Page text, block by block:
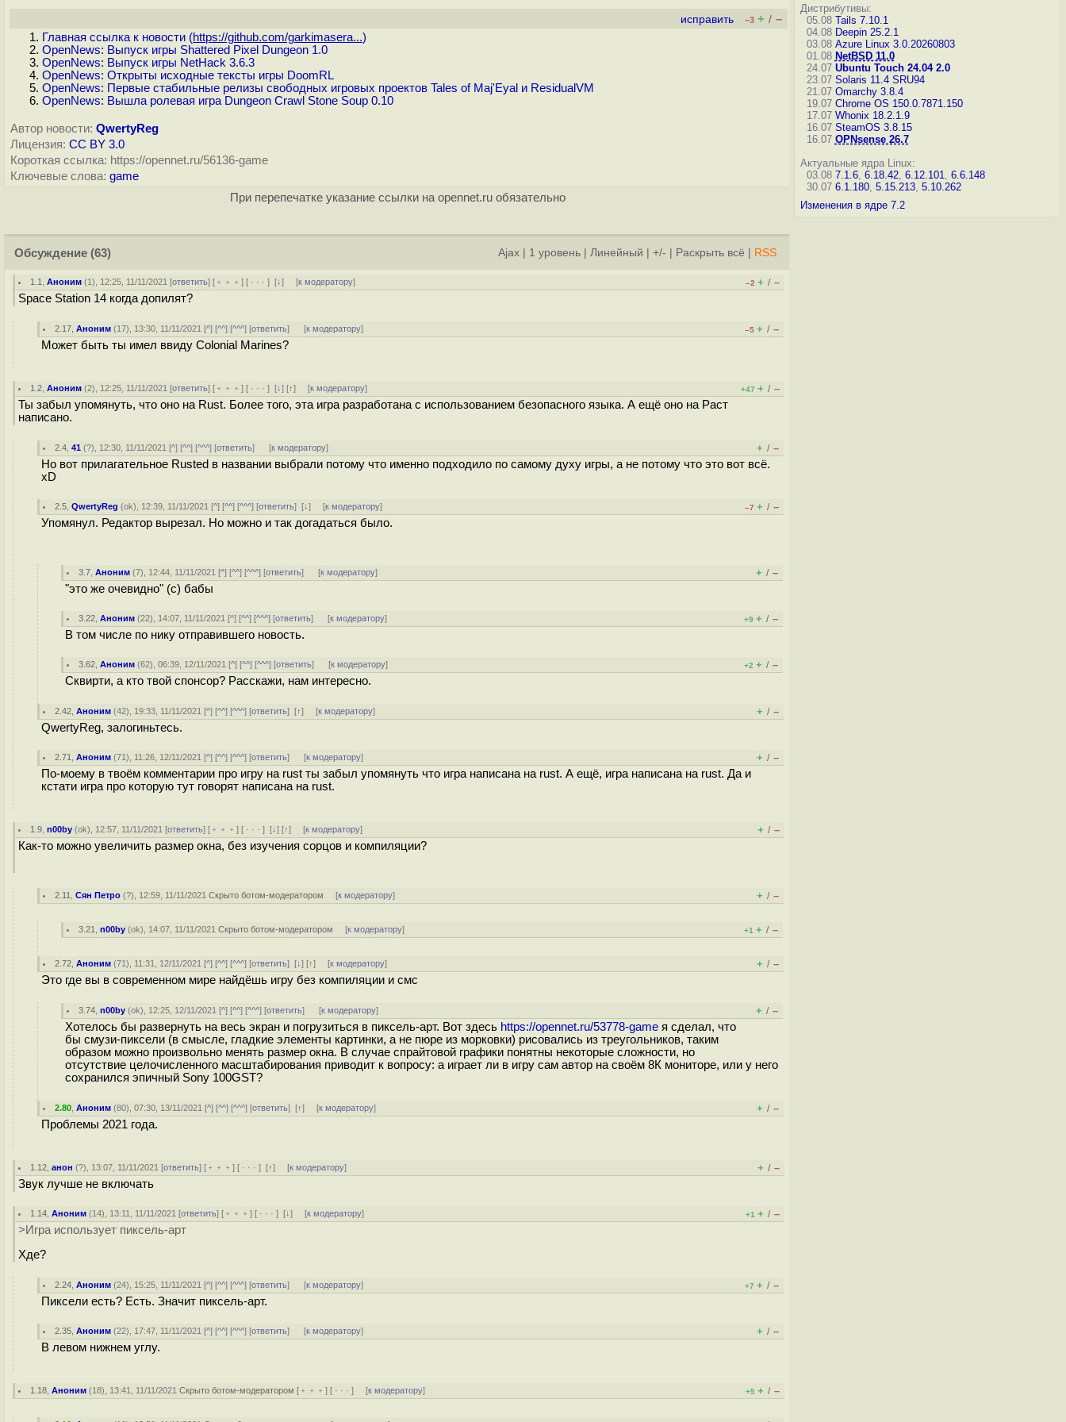
исправить –3 + / –
Главная ссылка к новости (https://github.com/garkimasera...)
OpenNews: Выпуск игры Shattered Pixel Dungeon 1.0
OpenNews: Выпуск игры NetHack 3.6.3
OpenNews: Открыты исходные тексты игры DoomRL
OpenNews: Первые стабильные релизы свободных игровых проектов Tales of Maj'Eyal и ResidualVM
OpenNews: Вышла ролевая игра Dungeon Crawl Stone Soup 0.10
Автор новости: QwertyReg
Лицензия: CC BY 3.0
Короткая ссылка: https://opennet.ru/56136-game
Ключевые слова: game
При перепечатке указание ссылки на opennet.ru обязательно
Обсуждение (63) Ajax 1 уровень Линейный +/- Раскрыть всё RSS
1.1 ,Аноним (1), 12:25, 11/11/2021 [ответить] [ ﹢﹢﹢] [ · · ·][↓] [к модератору] –2 + / –
Space Station 14 когда допилят?
2.17 ,Аноним (17), 13:30, 11/11/2021 [^] [^^] [^^^] [ответить] [к модератору] –5 + / –
Может быть ты имел ввиду Colonial Marines?
1.2 ,Аноним (2), 12:25, 11/11/2021 [ответить] [ ﹢﹢﹢] [ · · ·][↓] [↑] [к модератору] +47 + / –
Ты забыл упомянуть, что оно на Rust. Более того, эта игра разработана с использованием безопасного языка. А ещё оно на Раст
написано.
2.4 ,41 (?), 12:30, 11/11/2021 [^] [^^] [^^^] [ответить] [к модератору] + / –
Но вот прилагательное Rusted в названии выбрали потому что именно подходило по самому духу игры, а не потому что это вот всё.
xD
2.5 ,QwertyReg (ok), 12:39, 11/11/2021 [^] [^^] [^^^] [ответить][↓] [к модератору] –7 + / –
Упомянул. Редактор вырезал. Но можно и так догадаться было.
3.7 ,Аноним (7), 12:44, 11/11/2021 [^] [^^] [^^^] [ответить] [к модератору] + / –
"это же очевидно" (с) бабы
3.22 ,Аноним (22), 14:07, 11/11/2021 [^] [^^] [^^^] [ответить] [к модератору] +9 + / –
В том числе по нику отправившего новость.
3.62 ,Аноним (62), 06:39, 12/11/2021 [^] [^^] [^^^] [ответить] [к модератору] +2 + / –
Сквирти, а кто твой спонсор? Расскажи, нам интересно.
2.42 ,Аноним (42), 19:33, 11/11/2021 [^] [^^] [^^^] [ответить][↑] [к модератору] + / –
QwertyReg, залогиньтесь.
2.71 ,Аноним (71), 11:26, 12/11/2021 [^] [^^] [^^^] [ответить] [к модератору] + / –
По-моему в твоём комментарии про игру на rust ты забыл упомянуть что игра написана на rust. А ещё, игра написана на rust. Да и
кстати игра про которую тут говорят написана на rust.
1.9 ,n00by (ok), 12:57, 11/11/2021 [ответить] [ ﹢﹢﹢] [ · · ·][↓] [↑] [к модератору] + / –
Как-то можно увеличить размер окна, без изучения сорцов и компиляции?
2.11 ,Сян Петро (?), 12:59, 11/11/2021Скрыто ботом-модератором [к модератору] + / –
3.21 ,n00by (ok), 14:07, 11/11/2021Скрыто ботом-модератором [к модератору] +1 + / –
2.72 ,Аноним (71), 11:31, 12/11/2021 [^] [^^] [^^^] [ответить][↓] [↑] [к модератору] + / –
Это где вы в современном мире найдёшь игру без компиляции и смс
3.74 ,n00by (ok), 12:25, 12/11/2021 [^] [^^] [^^^] [ответить] [к модератору] + / –
Хотелось бы развернуть на весь экран и погрузиться в пиксель-арт. Вот здесь https://opennet.ru/53778-game я сделал, что
бы смузи-пиксели (в смысле, гладкие элементы картинки, а не пюре из морковки) рисовались из треугольников, таким
образом можно произвольно менять размер окна. В случае спрайтовой графики понятны некоторые сложности, но
отсутствие целочисленного масштабирования приводит к вопросу: а играет ли в игру сам автор на своём 8К мониторе, или у него
сохранился эпичный Sony 100GST?
2.80 ,Аноним (80), 07:30, 13/11/2021 [^] [^^] [^^^] [ответить][↑] [к модератору] + / –
Проблемы 2021 года.
1.12 ,анон (?), 13:07, 11/11/2021 [ответить] [ ﹢﹢﹢] [ · · ·][↑] [к модератору] + / –
Звук лучше не включать
1.14 ,Аноним (14), 13:11, 11/11/2021 [ответить] [ ﹢﹢﹢] [ · · ·][↓] [к модератору] +1 + / –
>Игра использует пиксель-арт
Хде?
2.24 ,Аноним (24), 15:25, 11/11/2021 [^] [^^] [^^^] [ответить] [к модератору] +7 + / –
Пиксели есть? Есть. Значит пиксель-арт.
2.35 ,Аноним (22), 17:47, 11/11/2021 [^] [^^] [^^^] [ответить] [к модератору] + / –
В левом нижнем углу.
1.18 ,Аноним (18), 13:41, 11/11/2021Скрыто ботом-модератором [ ﹢﹢﹢] [ · · ·] [к модератору] +5 + / –
Дистрибутивы:
05.08 Tails 7.10.1
04.08 Deepin 25.2.1
03.08 Azure Linux 3.0.20260803
01.08 NetBSD 11.0
24.07 Ubuntu Touch 24.04 2.0
23.07 Solaris 11.4 SRU94
21.07 Omarchy 3.8.4
19.07 Chrome OS 150.0.7871.150
17.07 Whonix 18.2.1.9
16.07 SteamOS 3.8.15
16.07 OPNsense 26.7
Актуальные ядра Linux:
03.08 7.1.6, 6.18.42, 6.12.101, 6.6.148
30.07 6.1.180, 5.15.213, 5.10.262
Изменения в ядре 7.2